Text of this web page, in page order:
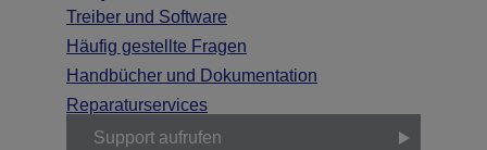
Treiber und Software
Häufig gestellte Fragen
Handbücher und Dokumentation
Reparaturservices
Support aufrufen